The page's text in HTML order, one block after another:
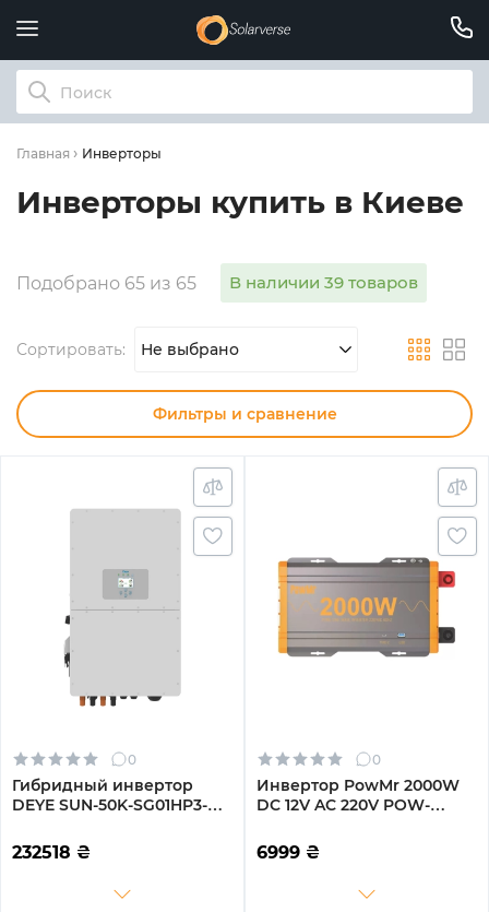
Главная Инверторы
Инверторы купить в Киеве
Подобрано 65 из 65 В наличии 39 товаров
Сортировать: Не выбрано
Фильтры и сравнение
0
Гибридный инвертор
DEYE SUN-50K-SG01HP3-
232518 ₴
0
Инвертор PowMr 2000W
DC 12V AC 220V POW-
6999 ₴